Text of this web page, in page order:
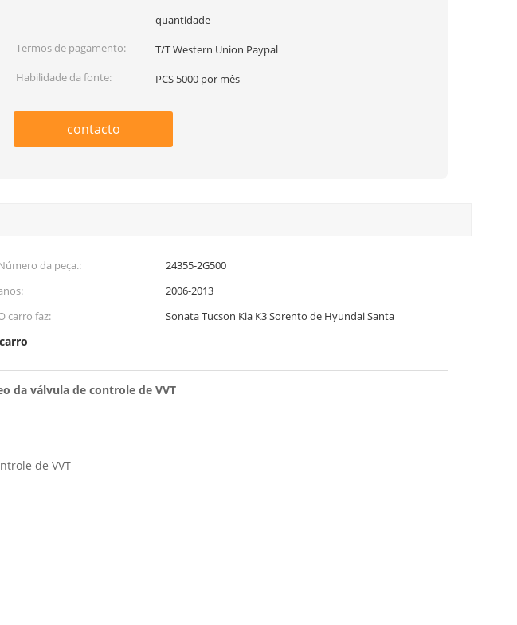
quantidade
Termos de pagamento:
T/T Western Union Paypal
Habilidade da fonte:
PCS 5000 por mês
contacto
da peça.:
24355-2G500
2006-2013
carro faz:
Sonata Tucson Kia K3 Sorento de Hyundai Santa
da válvula de controle de VVT
de VVT